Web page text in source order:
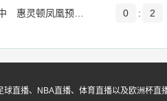
0 : 2
直播、NBA直播、体育直播以及欧洲杯